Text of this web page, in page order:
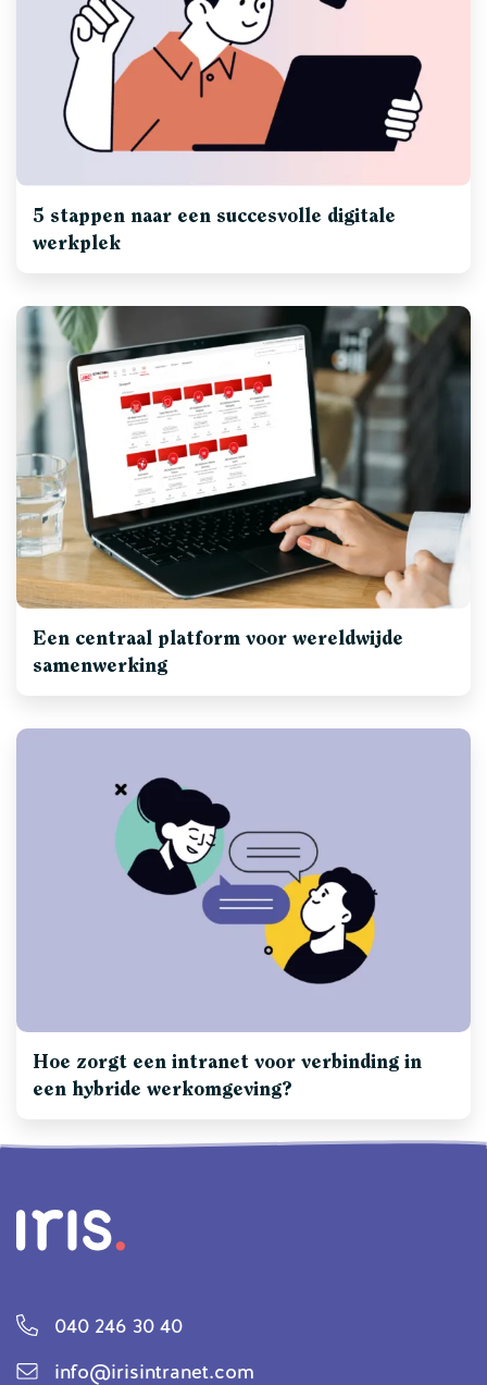
5 stappen naar een succesvolle digitale
werkplek
Een centraal platform voor wereldwijde
samenwerking
Hoe zorgt een intranet voor verbinding in
een hybride werkomgeving?
040 246 30 40
info@irisintranet.com